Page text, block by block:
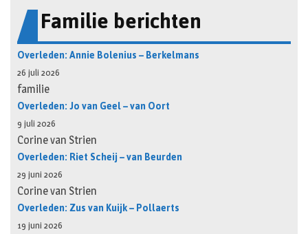
Familie berichten
Overleden: Annie Bolenius – Berkelmans
26 juli 2026
familie
Overleden: Jo van Geel – van Oort
9 juli 2026
Corine van Strien
Overleden: Riet Scheij – van Beurden
29 juni 2026
Corine van Strien
Overleden: Zus van Kuijk – Pollaerts
19 juni 2026